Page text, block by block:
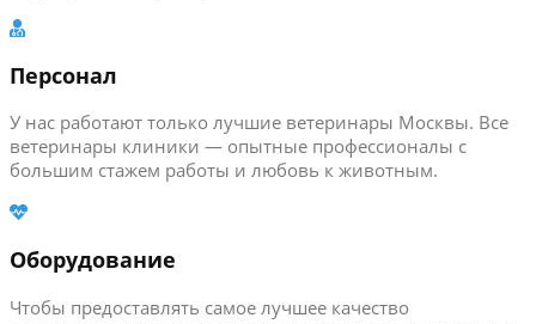
Персонал
У нас работают только лучшие ветеринары Москвы. Все
ветеринары клиники — опытные профессионалы с
большим стажем работы и любовь к животным.
Оборудование
Чтобы предоставлять самое лучшее качество